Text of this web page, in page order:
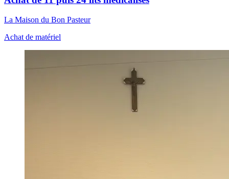
La Maison du Bon Pasteur
Achat de matériel